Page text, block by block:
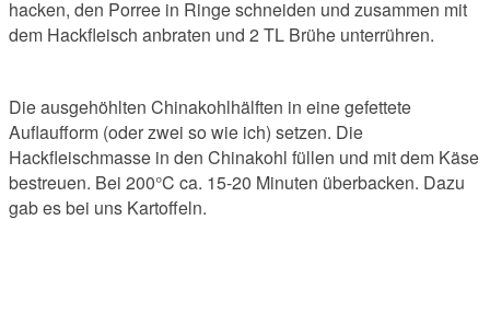
hacken, den Porree in Ringe schneiden und zusammen mit
dem Hackfleisch anbraten und 2 TL Brühe unterrühren.
Die ausgehöhlten Chinakohlhälften in eine gefettete
Auflaufform (oder zwei so wie ich) setzen. Die
Hackfleischmasse in den Chinakohl füllen und mit dem Käse
bestreuen. Bei 200°C ca. 15-20 Minuten überbacken. Dazu
gab es bei uns Kartoffeln.